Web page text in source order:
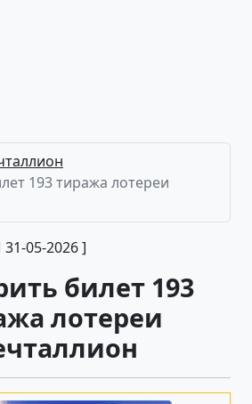
193 тиража лотереи
31-05-2026 ]
билет 193
лотереи